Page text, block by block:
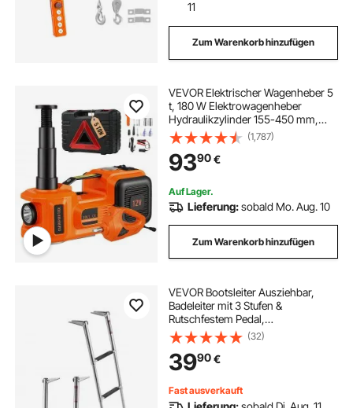
11
Zum Warenkorb hinzufügen
VEVOR Elektrischer Wagenheber 5
t, 180 W Elektrowagenheber
Hydraulikzylinder 155-450 mm,
Hydraulik-Handpumpe
Wagenheber mit Schlagschrauber
Werkzeugkasten Netzkabel für
Autos SUVs
(1,787)
9390€
Auf Lager.
Lieferung:sobald Mo. Aug. 10
Zum Warenkorb hinzufügen
VEVOR Bootsleiter Ausziehbar,
Badeleiter mit 3 Stufen &
Rutschfestem Pedal,
Schwimmdeckleiter mit 272 kg
Tragkraft für Heckeinstieg,
Teleskopleiter aus 304 Edelstahl für
Boote Docks Pontons
Schwimmbad
(32)
3990€
Fast ausverkauft